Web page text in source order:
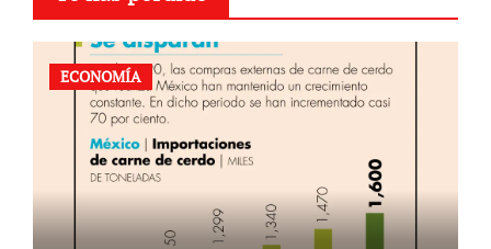
ECONOMÍA